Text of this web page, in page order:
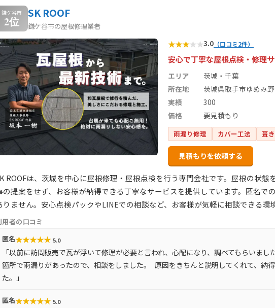
鎌ケ谷市
2位
SK ROOF
鎌ケ谷市の屋根修理業者
★★★★★3.0 （口コミ2件）
安心で丁寧な屋根点検・修理
エリア
茨城・千葉
所在地
茨城県取手市ゆめみ
実績
300
価格
要見積もり
雨漏り修理 カバー工法 葺
見積もりを依頼する
ROOFは、茨城を中心に屋根修理・屋根点検を行う専門会社です。屋根の状
の提案をせず、お客様が納得できる丁寧なサービスを提供しています。匿名で
りません。安心点検パックやLINEでの相談など、お客様が気軽に相談できる環
用者の口コミ
匿名★★★★★ 5.0
「以前に訪問販売で瓦が浮いて修理が必要と言われ、心配になり、調べてもらいま
箇所で雨漏りがあったので、相談をしました。 原因をきちんと説明してくれて、納
た。」
匿名★★★★★ 5.0